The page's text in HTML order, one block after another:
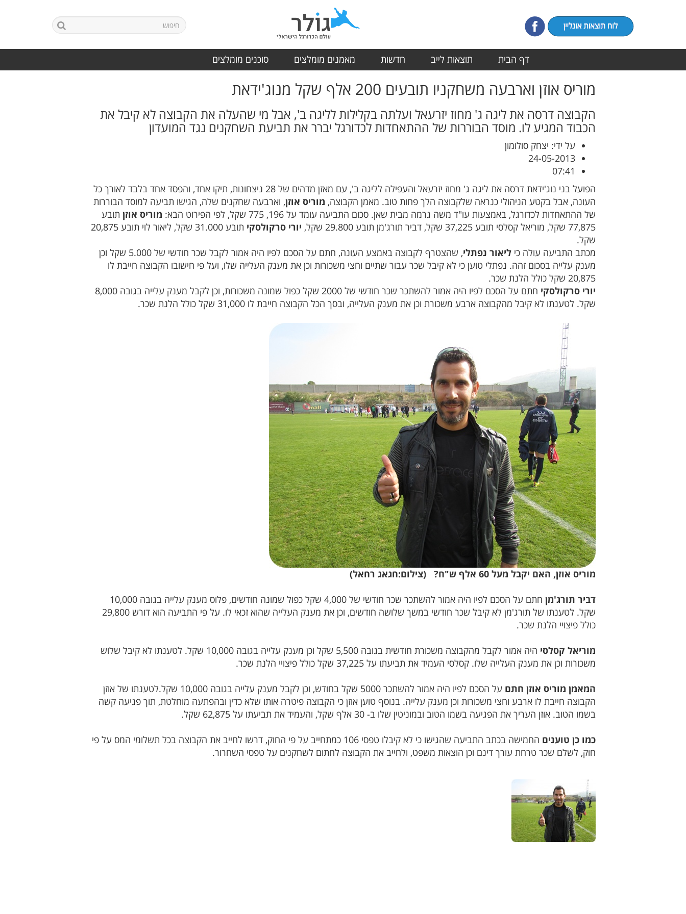
דף הבית תוצאות לייב חדשות מאמנים מומלצים סוכנים מומלצים
מוריס אוזן וארבעה משחקניו תובעים 200 אלף שקל מנוג'ידאת
הקבוצה דרסה את ליגה ג' מחוז יזרעאל ועלתה בקלילות לליגה ב', אבל מי שהעלה את הקבוצה לא קיבל את
הכבוד המגיע לו. מוסד הבוררות של ההתאחדות לכדורגל יברר את תביעת השחקנים נגד המועדון
על ידי: יצחק סולומון
24-05-2013
07:41
הפועל בני נוג'ידאת דרסה את ליגה ג' מחוז יזרעאל והעפילה לליגה ב', עם מאזן מדהים של 28 ניצחונות, תיקו אחד, והפסד אחד בלבד לאורך כל
העונה, אבל בקטע הניהולי כנראה שלקבוצה הלך פחות טוב. מאמן הקבוצה, מוריס אוזן, וארבעה שחקנים שלה, הגישו תביעה למוסד הבוררות
של ההתאחדות לכדורגל, באמצעות עו"ד משה גרמה מבית שאן. סכום התביעה עומד על 196, 775 שקל, לפי הפירוט הבא:
מוריס אוזן תובע
77,875 שקל, מוריאל קסלסי תובע 37,225 שקל, דביר תורג'מן תובע 29.800 שקל,
יורי סרקולסקי
תובע 31.000 שקל, ליאור לוי תובע 20,875
שקל.
מכתב התביעה עולה כי ליאור נפתלי
, שהצטרף לקבוצה באמצע העונה, חתם על הסכם לפיו היה אמור לקבל שכר חודשי של 5.000 שקל וכן
מענק עלייה בסכום זהה. נפתלי טוען כי לא קיבל שכר עבור שתיים וחצי משכורות וכן את מענק העלייה שלו, ועל פי חישובו הקבוצה חייבת לו
20,875 שקל כולל הלנת שכר.
יורי סרקולסקי
חתם על הסכם לפיו היה אמור להשתכר שכר חודשי של 2000 שקל כפול שמונה משכורות, וכן לקבל מענק עלייה בגובה 8,000
שקל. לטענתו לא קיבל מהקבוצה ארבע משכורת וכן את מענק העלייה, ובסך הכל הקבוצה חייבת לו 31,000 שקל כולל הלנת שכר.
מוריס אוזן, האם יקבל מעל 60 אלף ש"ח? (צילום:חגאג רחאל)
דביר תורג'מן
חתם על הסכם לפיו היה אמור להשתכר שכר חודשי של 4,000 שקל כפול שמונה חודשים, פלוס מענק עלייה בגובה 10,000
שקל. לטענתו של תורג'מן לא קיבל שכר חודשי במשך שלושה חודשים, וכן את מענק העלייה שהוא זכאי לו. על פי התביעה הוא דורש 29,800
כולל פיצויי הלנת שכר.
מוריאל קסלסי
היה אמור לקבל מהקבוצה משכורת חודשית בגובה 5,500 שקל וכן מענק עלייה בגובה 10,000 שקל. לטענתו לא קיבל שלוש
משכורות וכן את מענק העלייה שלו. קסלסי העמיד את תביעתו על 37,225 שקל כולל פיצויי הלנת שכר.
המאמן מוריס אוזן חתם
על הסכם לפיו היה אמור להשתכר 5000 שקל בחודש, וכן לקבל מענק עלייה בגובה 10,000 שקל.לטענתו של אוזן
הקבוצה חייבת לו ארבע וחצי משכורות וכן מענק עלייה. בנוסף טוען אוזן כי הקבוצה פיטרה אותו שלא כדין ובהפתעה מוחלטת, תוך פגיעה קשה
בשמו הטוב. אוזן העריך את הפגיעה בשמו הטוב ובמוניטין שלו ב- 30 אלף שקל, והעמיד את תביעתו על 62,875 שקל.
כמו כן טוענים
החמישה בכתב התביעה שהגישו כי לא קיבלו טפסי 106 כמתחייב על פי החוק, דרשו לחייב את הקבוצה בכל תשלומי המס על פי
חוק, לשלם שכר טרחת עורך דינם וכן הוצאות משפט, ולחייב את הקבוצה לחתום לשחקנים על טפסי השחרור.